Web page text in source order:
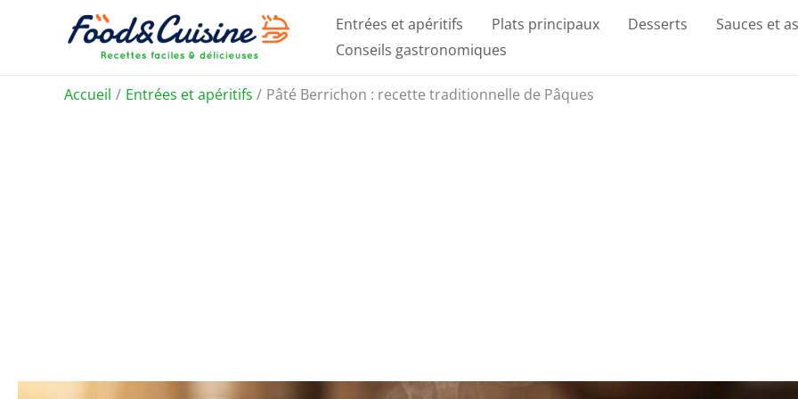
Entrées et apéritifs Plats principaux Desserts Sauces et
Conseils gastronomiques
Accueil Entrées et apéritifs Pâté Berrichon : recette traditionnelle de Pâques